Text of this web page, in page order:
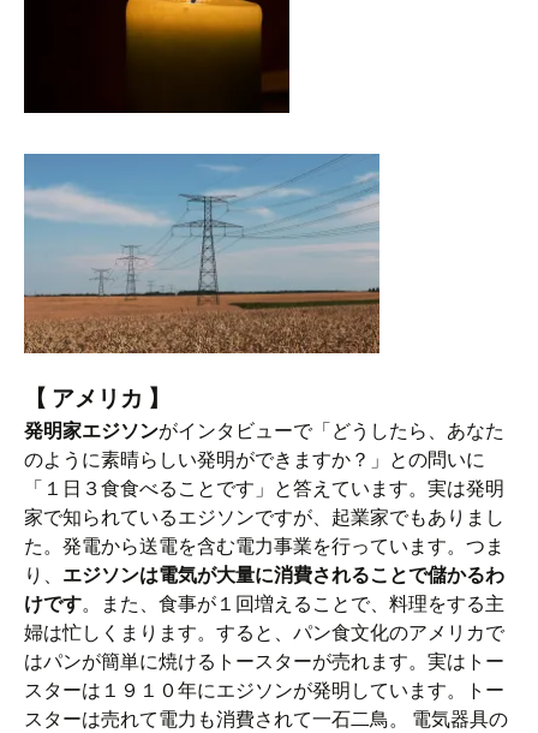
【 アメリカ 】
発明家エジソンがインタビューで「どうしたら、あなた
のように素晴らしい発明ができますか？」との問いに
「１日３食食べることです」と答えています。実は発明
家で知られているエジソンですが、起業家でもありまし
た。発電から送電を含む電力事業を行っています。つま
り、 エジソンは電気が大量に消費されることで儲かるわ
けです。また、食事が１回増えることで、料理をする主
婦は忙しくまります。すると、パン食文化のアメリカで
はパンが簡単に焼けるトースターが売れます。実はトー
スターは１９１０年にエジソンが発明しています。トー
スターは売れて電力も消費されて一石二鳥。 電気器具の